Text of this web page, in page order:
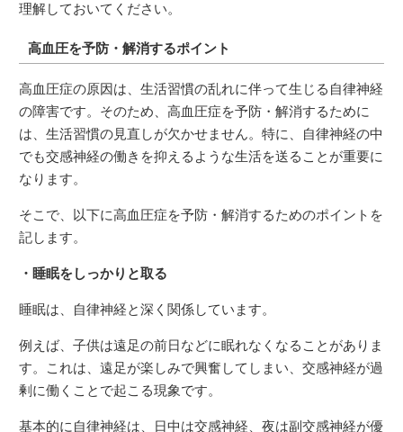
理解しておいてください。
高血圧を予防・解消するポイント
高血圧症の原因は、生活習慣の乱れに伴って生じる自律神経
の障害です。そのため、高血圧症を予防・解消するために
は、生活習慣の見直しが欠かせません。特に、自律神経の中
でも交感神経の働きを抑えるような生活を送ることが重要に
なります。
そこで、以下に高血圧症を予防・解消するためのポイントを
記します。
・睡眠をしっかりと取る
睡眠は、自律神経と深く関係しています。
例えば、子供は遠足の前日などに眠れなくなることがありま
す。これは、遠足が楽しみで興奮してしまい、交感神経が過
剰に働くことで起こる現象です。
基本的に自律神経は、日中は交感神経、夜は副交感神経が優